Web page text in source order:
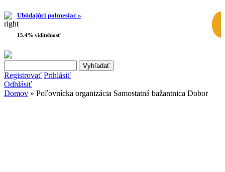
Ubúdajúci polmesiac »
15.4% viditelnosť
Vyhľadávanie
Registrovať Prihlásiť
Odhlásiť
Domov » Poľovnícka organizácia Samostatná bažantnica Dobor